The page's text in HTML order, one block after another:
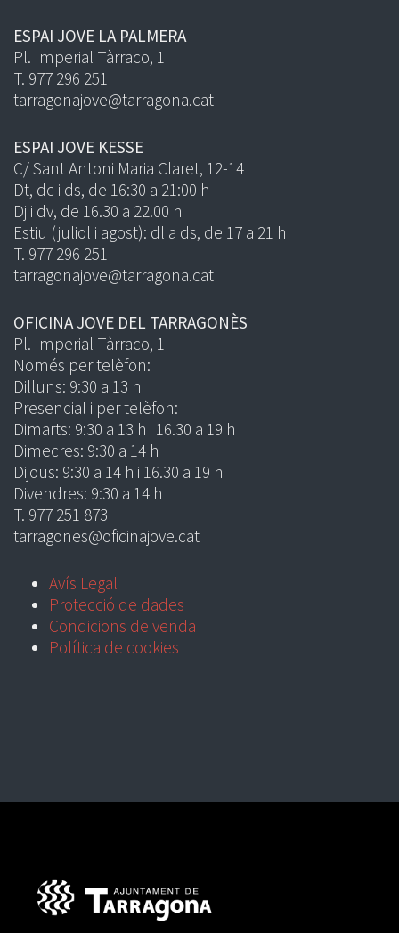
ESPAI JOVE LA PALMERA
Pl. Imperial Tàrraco, 1
T. 977 296 251
tarragonajove@tarragona.cat
ESPAI JOVE KESSE
C/ Sant Antoni Maria Claret, 12-14
Dt, dc i ds, de 16:30 a 21:00 h
Dj i dv, de 16.30 a 22.00 h
Estiu (juliol i agost): dl a ds, de 17 a 21 h
T. 977 296 251
tarragonajove@tarragona.cat
OFICINA JOVE DEL TARRAGONÈS
Pl. Imperial Tàrraco, 1
Només per telèfon:
Dilluns: 9:30 a 13 h
Presencial i per telèfon:
Dimarts: 9:30 a 13 h i 16.30 a 19 h
Dimecres: 9:30 a 14 h
Dijous: 9:30 a 14 h i 16.30 a 19 h
Divendres: 9:30 a 14 h
T. 977 251 873
tarragones@oficinajove.cat
Avís Legal
Protecció de dades
Condicions de venda
Política de cookies